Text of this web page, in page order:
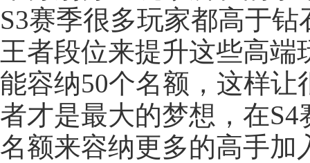
S3赛季很多玩家都高于
王者段位来提升这些高
能容纳50个名额，这样
者才是最大的梦想，在
名额来容纳更多的高手加